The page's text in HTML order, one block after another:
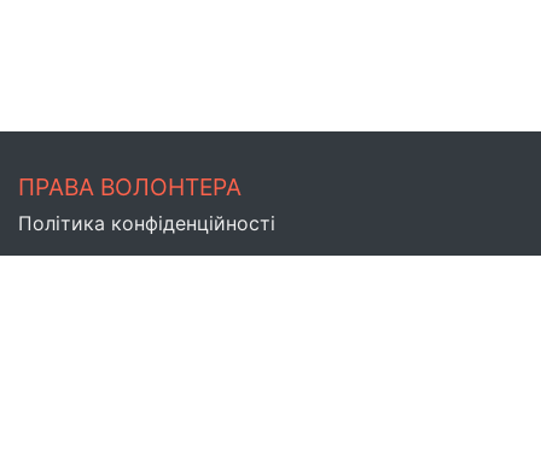
ПРАВА ВОЛОНТЕРА
Політика конфіденційності